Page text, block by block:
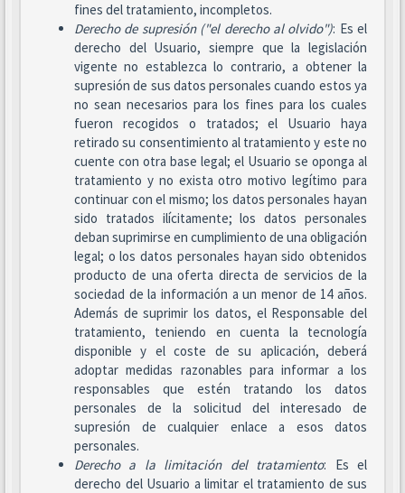
fines del tratamiento, incompletos.
Derecho de supresión ("el derecho al olvido"): Es el
derecho del Usuario, siempre que la legislación
vigente no establezca lo contrario, a obtener la
supresión de sus datos personales cuando estos ya
no sean necesarios para los fines para los cuales
fueron recogidos o tratados; el Usuario haya
retirado su consentimiento al tratamiento y este no
cuente con otra base legal; el Usuario se oponga al
tratamiento y no exista otro motivo legítimo para
continuar con el mismo; los datos personales hayan
sido tratados ilícitamente; los datos personales
deban suprimirse en cumplimiento de una obligación
legal; o los datos personales hayan sido obtenidos
producto de una oferta directa de servicios de la
sociedad de la información a un menor de 14 años.
Además de suprimir los datos, el Responsable del
tratamiento, teniendo en cuenta la tecnología
disponible y el coste de su aplicación, deberá
adoptar medidas razonables para informar a los
responsables que estén tratando los datos
personales de la solicitud del interesado de
supresión de cualquier enlace a esos datos
personales.
Derecho a la limitación del tratamiento: Es el
derecho del Usuario a limitar el tratamiento de sus